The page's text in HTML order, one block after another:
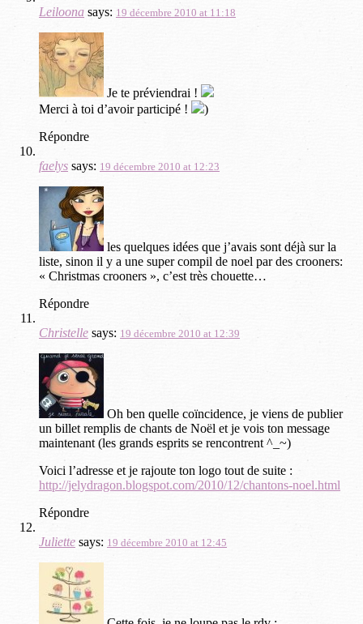
Leiloona says: 19 décembre 2010 at 11:18
Je te préviendrai !
Merci à toi d’avoir participé !
)
Répondre
faelys says: 19 décembre 2010 at 12:23
les quelques idées que j’avais sont déjà sur la
liste, sinon il y a une super compil de noel par des crooners:
« Christmas crooners », c’est très chouette…
Répondre
Christelle says: 19 décembre 2010 at 12:39
Oh ben quelle coïncidence, je viens de publier
un billet remplis de chants de Noël et je vois ton message
maintenant (les grands esprits se rencontrent ^_~)
Voici l’adresse et je rajoute ton logo tout de suite :
http://jelydragon.blogspot.com/2010/12/chantons-noel.html
Répondre
Juliette says: 19 décembre 2010 at 12:45